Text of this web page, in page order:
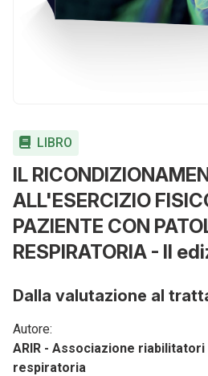
LIBRO
IL
ALL'ESERCIZIO
PAZIENTE CON
RESPIRATORIA - II
Dalla valutazione al
Autore:
ARIR - Associazione
respiratoria